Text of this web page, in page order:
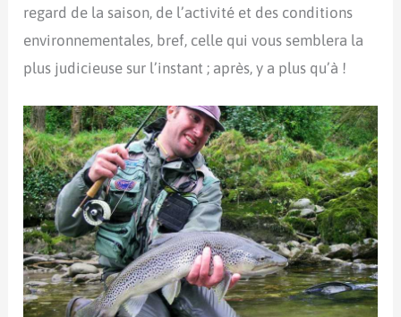
regard de la saison, de l’activité et des conditions
environnementales, bref, celle qui vous semblera la
plus judicieuse sur l’instant ; après, y a plus qu’à !